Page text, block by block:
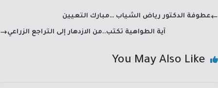
b
sA
p
a
m
dI
n
عطوفة الدكتور رياض الشياب …مبارك التعيين
آية الطواهية تكتب..من الازدهار إلى التراجع الزراعي
You May Also Like